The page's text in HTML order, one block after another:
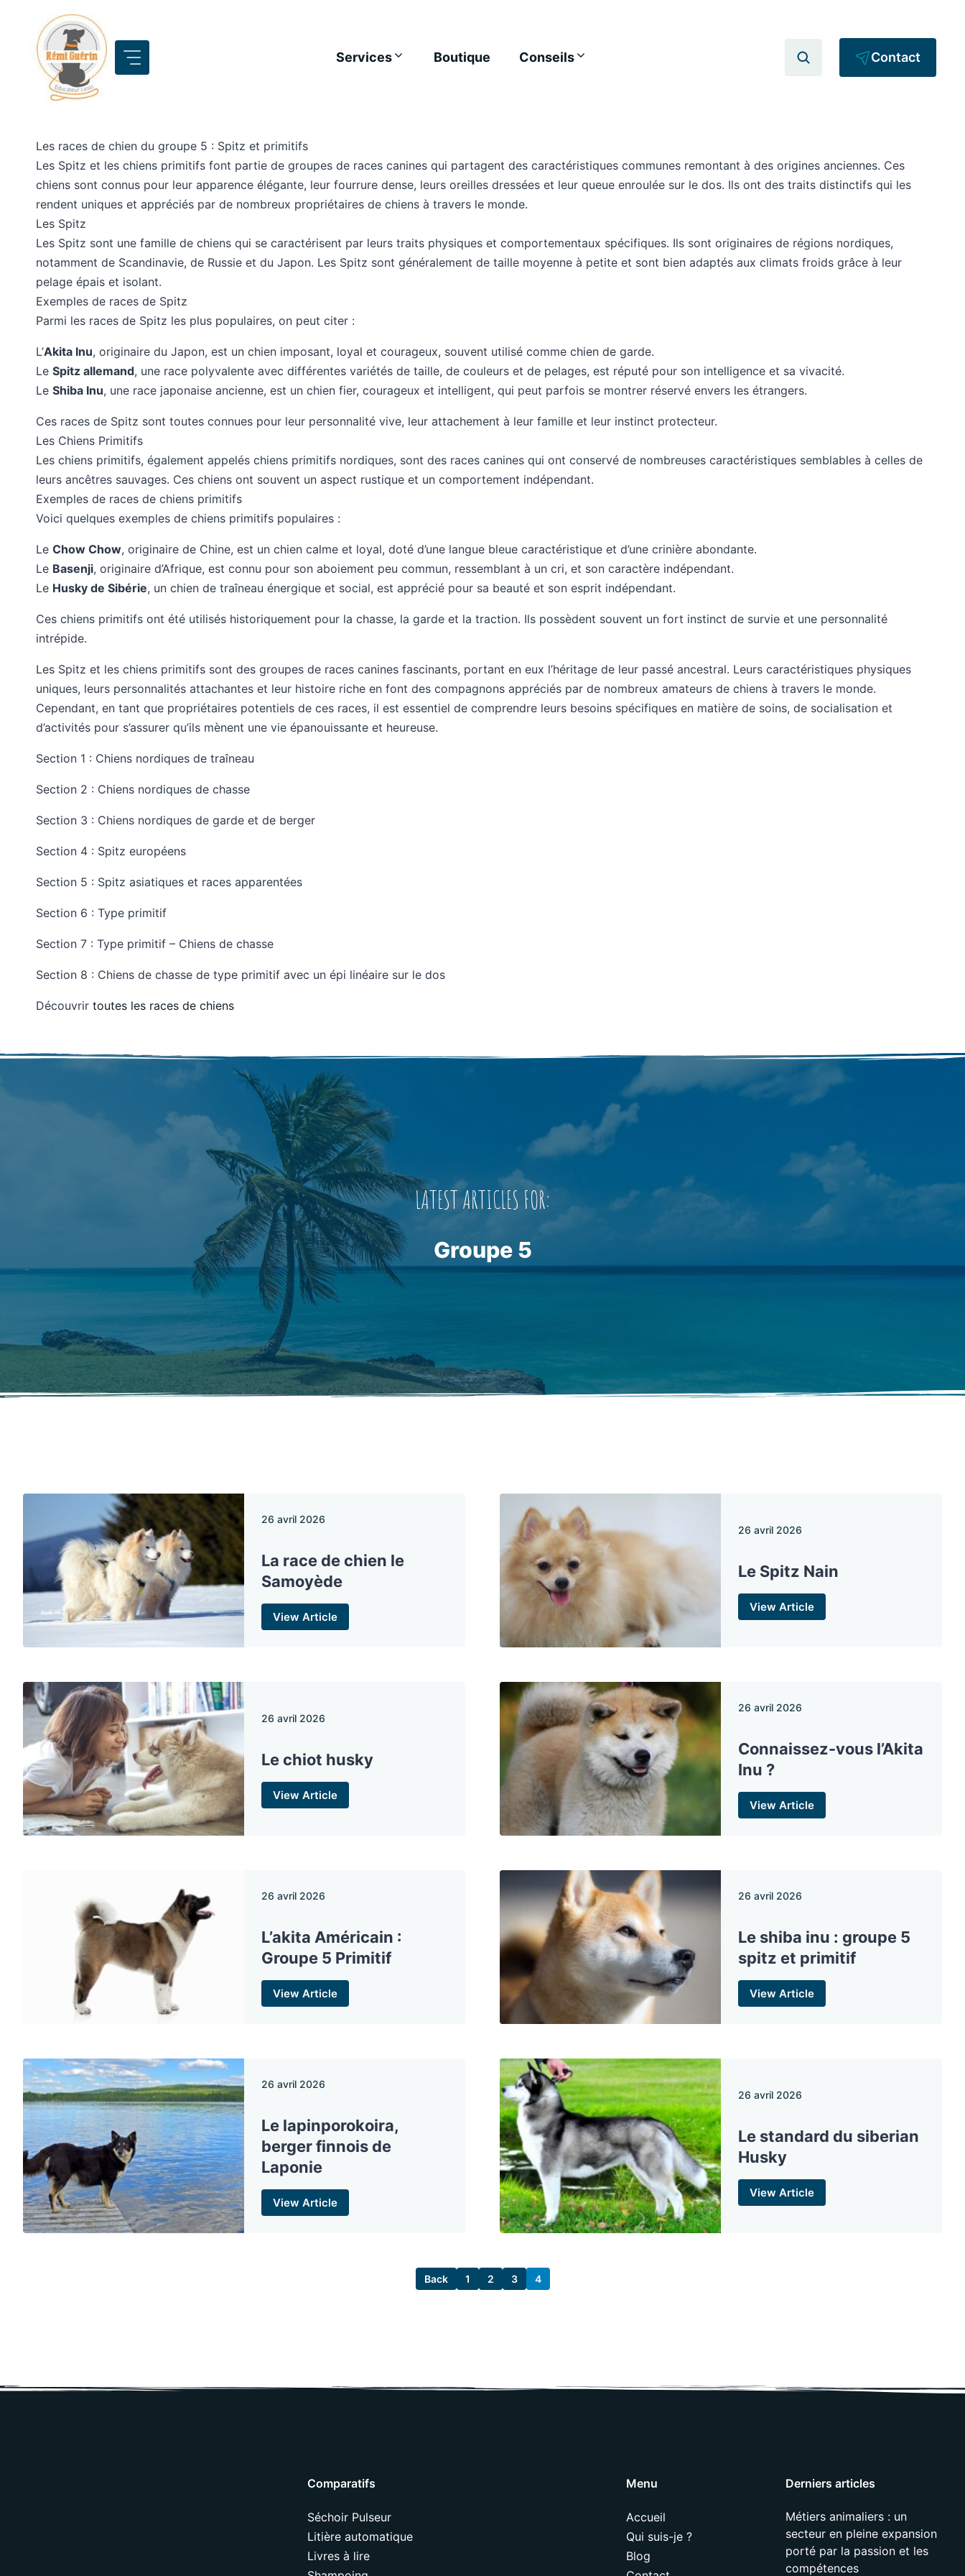
contenu
Services Boutique Conseils Contact
Les races de chien du groupe 5 : Spitz et primitifs
Les Spitz et les chiens primitifs font partie de groupes de races canines qui partagent des caractéristiques communes remontant à des origines anciennes. Ces
chiens sont connus pour leur apparence élégante, leur fourrure dense, leurs oreilles dressées et leur queue enroulée sur le dos. Ils ont des traits distinctifs qui les
rendent uniques et appréciés par de nombreux propriétaires de chiens à travers le monde.
Les Spitz
Les Spitz sont une famille de chiens qui se caractérisent par leurs traits physiques et comportementaux spécifiques. Ils sont originaires de régions nordiques,
notamment de Scandinavie, de Russie et du Japon. Les Spitz sont généralement de taille moyenne à petite et sont bien adaptés aux climats froids grâce à leur
pelage épais et isolant.
Exemples de races de Spitz
Parmi les races de Spitz les plus populaires, on peut citer :
L’Akita Inu, originaire du Japon, est un chien imposant, loyal et courageux, souvent utilisé comme chien de garde.
Le Spitz allemand, une race polyvalente avec différentes variétés de taille, de couleurs et de pelages, est réputé pour son intelligence et sa vivacité.
Le Shiba Inu, une race japonaise ancienne, est un chien fier, courageux et intelligent, qui peut parfois se montrer réservé envers les étrangers.
Ces races de Spitz sont toutes connues pour leur personnalité vive, leur attachement à leur famille et leur instinct protecteur.
Les Chiens Primitifs
Les chiens primitifs, également appelés chiens primitifs nordiques, sont des races canines qui ont conservé de nombreuses caractéristiques semblables à celles de
leurs ancêtres sauvages. Ces chiens ont souvent un aspect rustique et un comportement indépendant.
Exemples de races de chiens primitifs
Voici quelques exemples de chiens primitifs populaires :
Le Chow Chow, originaire de Chine, est un chien calme et loyal, doté d’une langue bleue caractéristique et d’une crinière abondante.
Le Basenji, originaire d’Afrique, est connu pour son aboiement peu commun, ressemblant à un cri, et son caractère indépendant.
Le Husky de Sibérie, un chien de traîneau énergique et social, est apprécié pour sa beauté et son esprit indépendant.
Ces chiens primitifs ont été utilisés historiquement pour la chasse, la garde et la traction. Ils possèdent souvent un fort instinct de survie et une personnalité
intrépide.
Les Spitz et les chiens primitifs sont des groupes de races canines fascinants, portant en eux l’héritage de leur passé ancestral. Leurs caractéristiques physiques
uniques, leurs personnalités attachantes et leur histoire riche en font des compagnons appréciés par de nombreux amateurs de chiens à travers le monde.
Cependant, en tant que propriétaires potentiels de ces races, il est essentiel de comprendre leurs besoins spécifiques en matière de soins, de socialisation et
d’activités pour s’assurer qu’ils mènent une vie épanouissante et heureuse.
Section 1 : Chiens nordiques de traîneau
Section 2 : Chiens nordiques de chasse
Section 3 : Chiens nordiques de garde et de berger
Section 4 : Spitz européens
Section 5 : Spitz asiatiques et races apparentées
Section 6 : Type primitif
Section 7 : Type primitif – Chiens de chasse
Section 8 : Chiens de chasse de type primitif avec un épi linéaire sur le dos
Découvrir toutes les races de chiens
LATEST ARTICLES FOR:
Groupe 5
26 avril 2026
La race de chien le
Samoyède
View Article
26 avril 2026
Le Spitz Nain
View Article
26 avril 2026
Le chiot husky
View Article
26 avril 2026
Connaissez-vous l’Akita
Inu ?
View Article
26 avril 2026
L’akita Américain :
Groupe 5 Primitif
View Article
26 avril 2026
Le shiba inu : groupe 5
spitz et primitif
View Article
26 avril 2026
Le lapinporokoira,
berger finnois de
Laponie
View Article
26 avril 2026
Le standard du siberian
Husky
View Article
Back 1 2 3 4
Comparatifs
Séchoir Pulseur
Litière automatique
Livres à lire
Menu
Accueil
Qui suis-je ?
Blog
Derniers articles
Métiers animaliers : un
secteur en pleine expansion
porté par la passion et les
compétences